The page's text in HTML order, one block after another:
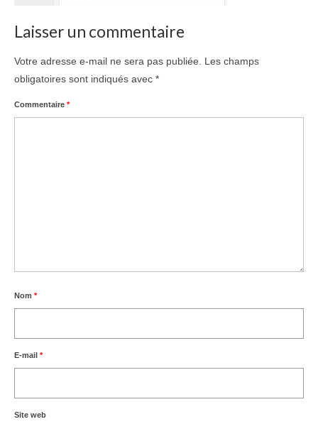
Laisser un commentaire
Votre adresse e-mail ne sera pas publiée.
Les champs
obligatoires sont indiqués avec *
Commentaire *
Nom *
E-mail *
Site web